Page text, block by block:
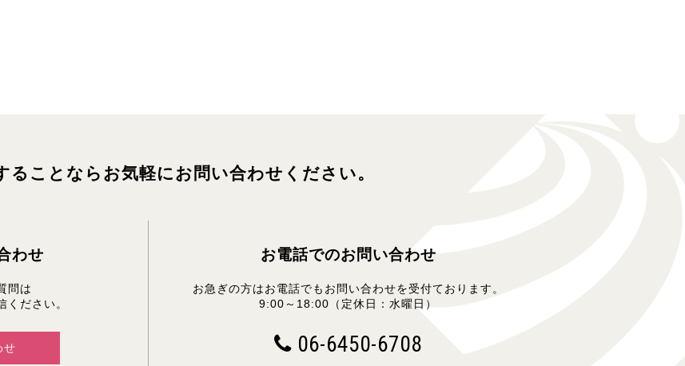
ることならお気軽にお問い合わせください。
わせ
問は
ください。
せ
お電話でのお問い合わせ
お急ぎの方はお電話でもお問い合わせを受付ております。
9:00～18:00（定休日：水曜日）
06-6450-6708